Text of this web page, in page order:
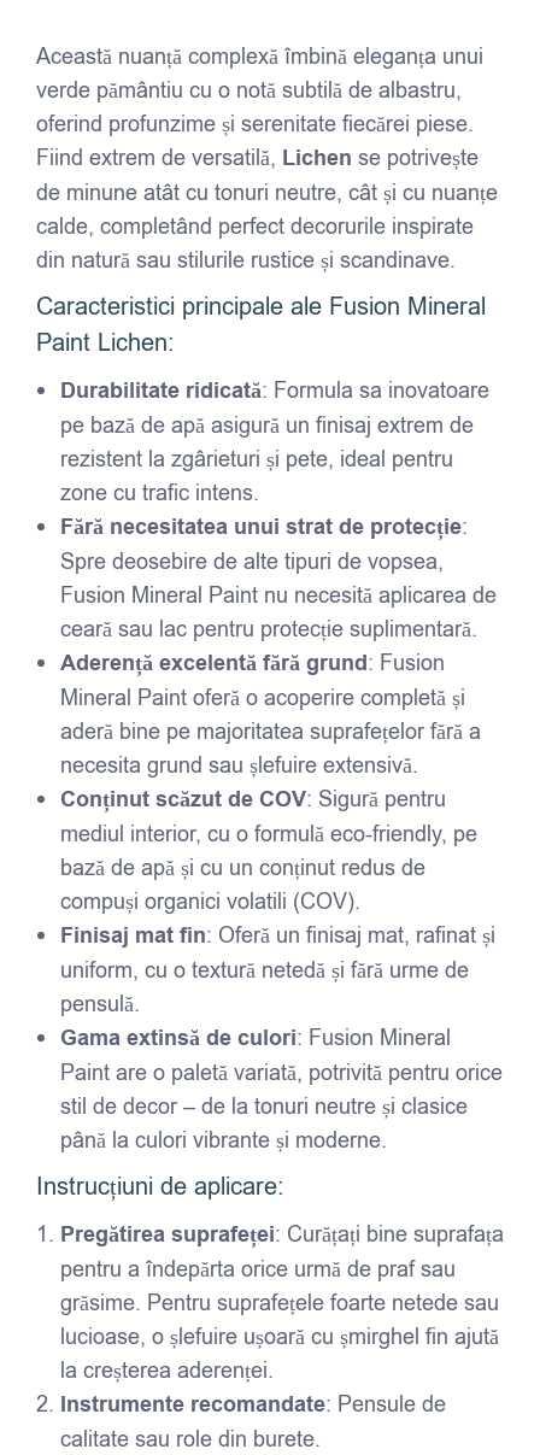
Această nuanță complexă îmbină eleganța unui
verde pământiu cu o notă subtilă de albastru,
oferind profunzime și serenitate fiecărei piese.
Fiind extrem de versatilă, Lichen se potrivește
de minune atât cu tonuri neutre, cât și cu nuanțe
calde, completând perfect decorurile inspirate
din natură sau stilurile rustice și scandinave.
Caracteristici principale ale Fusion Mineral
Paint Lichen:
Durabilitate ridicată: Formula sa inovatoare
pe bază de apă asigură un finisaj extrem de
rezistent la zgârieturi și pete, ideal pentru
zone cu trafic intens.
Fără necesitatea unui strat de protecție:
Spre deosebire de alte tipuri de vopsea,
Fusion Mineral Paint nu necesită aplicarea de
ceară sau lac pentru protecție suplimentară.
Aderență excelentă fără grund: Fusion
Mineral Paint oferă o acoperire completă și
aderă bine pe majoritatea suprafețelor fără a
necesita grund sau șlefuire extensivă.
Conținut scăzut de COV: Sigură pentru
mediul interior, cu o formulă eco-friendly, pe
bază de apă și cu un conținut redus de
compuși organici volatili (COV).
Finisaj mat fin: Oferă un finisaj mat, rafinat și
uniform, cu o textură netedă și fără urme de
pensulă.
Gama extinsă de culori: Fusion Mineral
Paint are o paletă variată, potrivită pentru orice
stil de decor – de la tonuri neutre și clasice
până la culori vibrante și moderne.
Instrucțiuni de aplicare:
Pregătirea suprafeței: Curățați bine suprafața
pentru a îndepărta orice urmă de praf sau
grăsime. Pentru suprafețele foarte netede sau
lucioase, o șlefuire ușoară cu șmirghel fin ajută
la creșterea aderenței.
Instrumente recomandate: Pensule de
calitate sau role din burete.